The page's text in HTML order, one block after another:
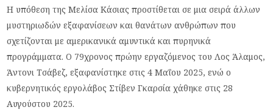
Η υπόθεση της Μελίσα Κάσιας προστίθεται σε μια σειρά άλλων
μυστηριωδών εξαφανίσεων και θανάτων ανθρώπων που
σχετίζονται με αμερικανικά αμυντικά και πυρηνικά
προγράμματα. Ο 79χρονος πρώην εργαζόμενος του Λος Άλαμος,
Άντονι Τσάβεζ, εξαφανίστηκε στις 4 Μαΐου 2025, ενώ ο
κυβερνητικός εργολάβος Στίβεν Γκαρσία χάθηκε στις 28
Αυγούστου 2025.